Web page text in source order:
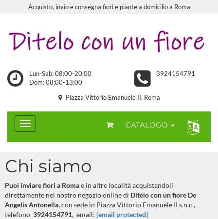
Acquisto, invio e consegna fiori e piante a domicilio a Roma
Lun-Sab: 08:00-20:00
Dom: 08:00-13:00
3924154791
Piazza Vittorio Emanuele II, Roma
CATALOGO
Chi siamo
Puoi inviare fiori a Romae in altre località acquistandoli
direttamente nel nostro negozio online di Ditelo con un fiore De
Angelis Antonella, con sede in Piazza Vittorio Emanuele II s.n,c.,
telefono 3924154791, email: [email protected]